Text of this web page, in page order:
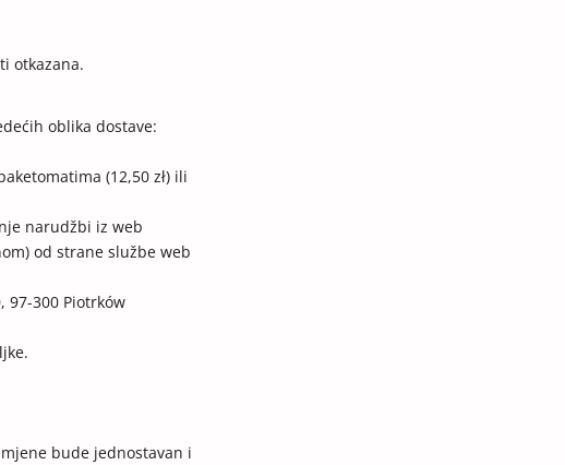
otkazana.
oblika dostave:
(1 2,50 zł) ili
narudžbi iz web
od strane službe web
97-300 Piotrków
bude jednostavan i